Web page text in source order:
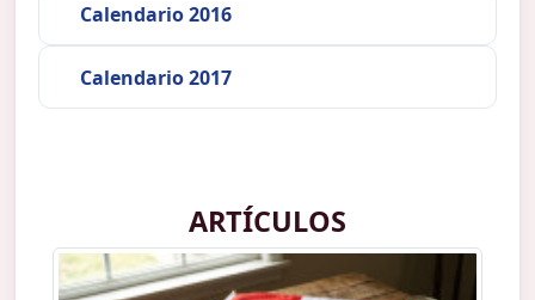
Calendario 2016
Calendario 2017
ARTÍCULOS